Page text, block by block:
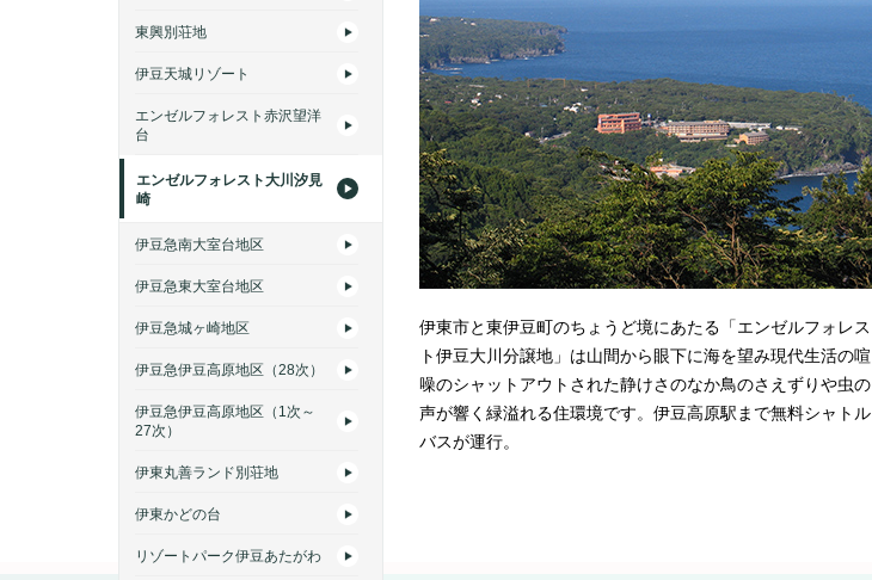
東興別荘地
伊豆天城リゾート
エンゼルフォレスト赤沢望洋
台
エンゼルフォレスト大川汐見
崎
伊豆急南大室台地区
伊豆急東大室台地区
伊豆急城ヶ崎地区
伊豆急伊豆高原地区（28次）
伊豆急伊豆高原地区（1次～
27次）
伊東丸善ランド別荘地
伊東かどの台
リゾートパーク伊豆あたがわ
伊東市と東伊豆町のちょうど境にあたる「エンゼルフォレス
ト伊豆大川分譲地」は山間から眼下に海を望み現代生活の喧
噪のシャットアウトされた静けさのなか鳥のさえずりや虫の
声が響く緑溢れる住環境です。伊豆高原駅まで無料シャトル
バスが運行。